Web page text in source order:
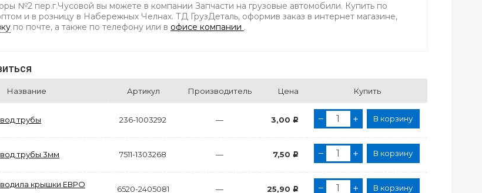
№2 пер.г.Чусовой вы можете в компании Запчасти на грузовые автомобили. Купить по
и в розницу в Набережных Челнах. ТД ГрузДеталь, оформив заказ в интернет магазине,
по почте, а также по телефону или в офисе компании .
Название Артикул Производитель Цена Купить
236-1003292 — 3,00 Р В корзину
3мм 7511-1303268 — 7,50 Р В корзину
крышки ЕВРО
6520-2405081 — 25,90 Р В корзину